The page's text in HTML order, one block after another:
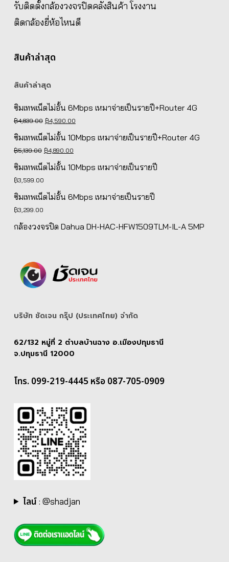
รับติดตั้งกล้องวงจรปิดคลังสินค้า โรงงาน
ติดกล้องยี่ห้อไหนดี
สินค้าล่าสุด
สินค้าล่าสุด
ซิมเทพเน็ตไม่อั้น 6Mbps เหมาจ่ายเป็นรายปี+Router 4G
฿4,839.00 Original
price
฿4,839.00.
฿4,590.00Current
ซิมเทพเน็ตไม่อั้น 10Mbps เหมาจ่ายเป็นรายปี+Router 4G
฿5,139.00 Original
price
฿4,890.00Current
ซิมเทพเน็ตไม่อั้น 10Mbps เหมาจ่ายเป็นรายปี
฿3,599.00
ซิมเทพเน็ตไม่อั้น 6Mbps เหมาจ่ายเป็นรายปี
฿3,299.00
กล้องวงจรปิด Dahua DH-HAC-HFW1509TLM-IL-A 5MP
บริษัท ชัดเจน กรุ๊ป (ประเทศไทย) จํากัด
62/132 หมู่ที่ 2 ตำบลบ้านฉาง อ.เมืองปทุมธานี
จ.ปทุมธานี 12000
โทร. 099-219-4445 หรือ 087-705-0909
ไลน์: @shadjan